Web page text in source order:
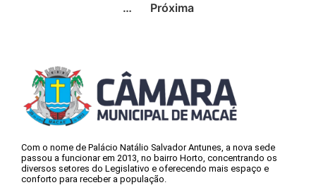
… Próxima
Com o nome de Palácio Natálio Salvador Antunes, a nova sede
passou a funcionar em 2013, no bairro Horto, concentrando os
diversos setores do Legislativo e oferecendo mais espaço e
conforto para receber a população.